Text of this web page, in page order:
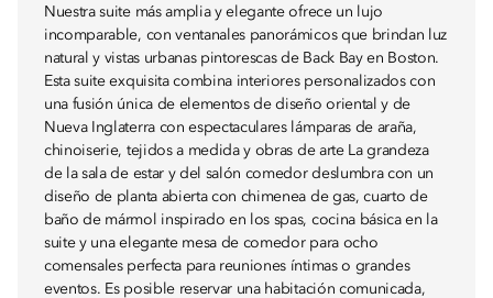
Nuestra suite más amplia y elegante ofrece un lujo
incomparable, con ventanales panorámicos que brindan luz
natural y vistas urbanas pintorescas de Back Bay en Boston.
Esta suite exquisita combina interiores personalizados con
una fusión única de elementos de diseño oriental y de
Nueva Inglaterra con espectaculares lámparas de araña,
chinoiserie, tejidos a medida y obras de arte La grandeza
de la sala de estar y del salón comedor deslumbra con un
diseño de planta abierta con chimenea de gas, cuarto de
baño de mármol inspirado en los spas, cocina básica en la
suite y una elegante mesa de comedor para ocho
comensales perfecta para reuniones íntimas o grandes
eventos. Es posible reservar una habitación comunicada,